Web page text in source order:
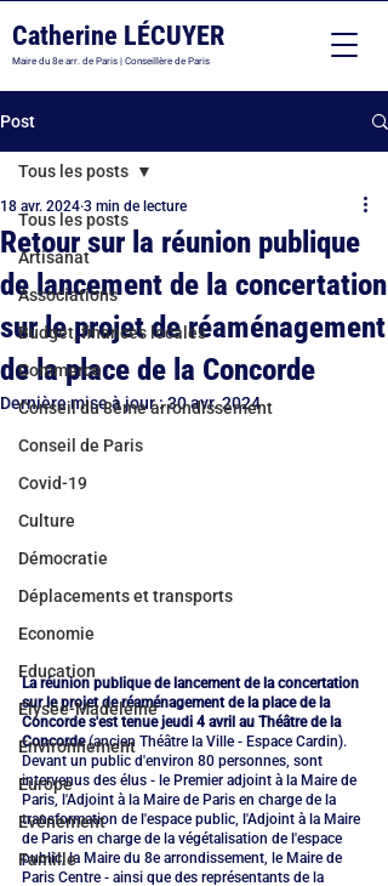
Catherine LÉCUYER
Maire du 8e arr. de Paris | Conseillère de Paris
Post
Tous les posts
Artisanat
Associations
Budget, finances locales
Commerce
Conseil du 8ème arrondissement
Conseil de Paris
Covid-19
Culture
Démocratie
Déplacements et transports
Economie
Education
Elysée-Madeleine
Environnement
Europe
Evénement
Famille
Tous les posts
Retour sur la réunion publique
de lancement de la concertation
sur le projet de réaménagement
de la place de la Concorde
18 avr. 2024 3 min de lecture
Dernière mise à jour :30 avr. 2024
La réunion publique de lancement de la concertation
sur le projet de réaménagement de la place de la
Concorde s'est tenue jeudi 4 avril au Théâtre de la
Concorde (ancien Théâtre la Ville - Espace Cardin).
Devant un public d'environ 80 personnes, sont
intervenus des élus - le Premier adjoint à la Maire de
Paris, l'Adjoint à la Maire de Paris en charge de la
transformation de l'espace public, l'Adjoint à la Maire
de Paris en charge de la végétalisation de l'espace
public, la Maire du 8e arrondissement, le Maire de
Paris Centre - ainsi que des représentants de la